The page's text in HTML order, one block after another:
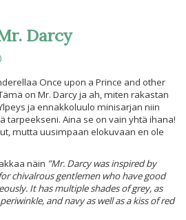
Darcy
Once upon a Prince and other
on Mr. Darcy ja ah, miten rakastan
ja ennakkoluulo minisarjan niin
tarpeekseni. Aina se on vain yhtä ihana!
mutta uusimpaan elokuvaan en ole
näin ”Mr. Darcy was inspired by
chivalrous gentlemen who have good
It has multiple shades of grey, as
and navy as well as a kiss of red